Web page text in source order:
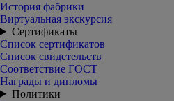
История фабрики
Виртуальная экскурсия
Сертификаты
Список сертификатов
Список свидетельств
Соответствие ГОСТ
Награды и дипломы
Политики